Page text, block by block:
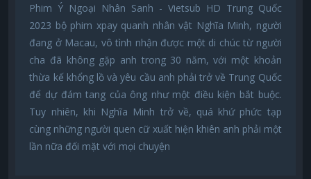
Phim Ý Ngoại Nhân Sanh - Vietsub HD Trung Quốc
2023 bộ phim xpay quanh nhân vật Nghĩa Minh, người
đang ở Macau, vô tình nhận được một di chúc từ người
cha đã không gặp anh trong 30 năm, với một khoản
thừa kế khổng lồ và yêu cầu anh phải trở về Trung Quốc
để dự đám tang của ông như một điều kiện bắt buộc.
Tuy nhiên, khi Nghĩa Minh trở về, quá khứ phức tạp
cùng những người quen cữ xuất hiện khiên anh phải một
lần nữa đối mặt với mọi chuyện